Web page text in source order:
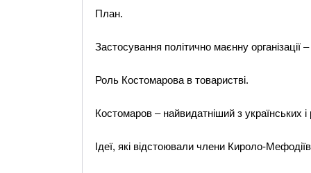
План.
Застосування політично маєнну організації
Роль Костомарова в товаристві.
Костомаров – найвидатніший з українських і
Ідеї, які відстоювали члени Кироло-